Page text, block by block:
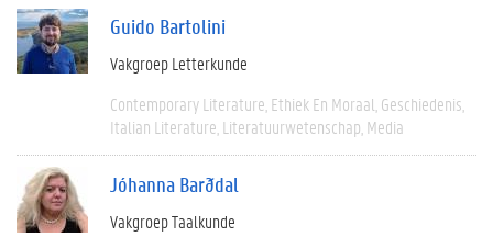
Guido Bartolini
Vakgroep Letterkunde
Contemporary Literature Ethiek En Moraal Geschiedenis
Italian Literature Literatuurwetenschap Media
Jóhanna Barðdal
Vakgroep Taalkunde